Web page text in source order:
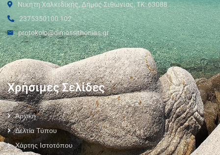
Νικήτη Χαλκιδικής, Δήμος Σιθωνίας, ΤΚ: 63088
2375350100 102
protokolo@dimossithonias.gr
Χρήσιμες Σελίδες
Αρχική
Δελτία Τύπου
Χάρτης Ιστοτόπου